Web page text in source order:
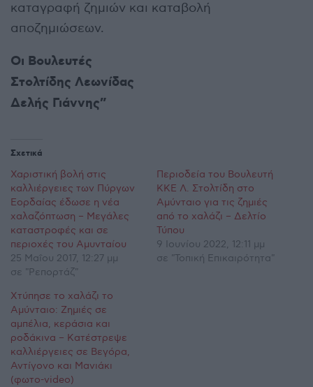
καταγραφή ζημιών και καταβολή
αποζημιώσεων.
Οι Βουλευτές
Στολτίδης Λεωνίδας
Δελής Γιάννης”
Σχετικά
Χαριστική βολή στις
καλλιέργειες των Πύργων
Εορδαίας έδωσε η νέα
χαλαζόπτωση – Μεγάλες
καταστροφές και σε
περιοχές του Αμυνταίου
25 Μαΐου 2017, 12:27 μμ
σε "Ρεπορτάζ"
Περιοδεία του Βουλευτή
ΚΚΕ Λ. Στολτίδη στο
Αμύνταιο για τις ζημιές
από το χαλάζι – Δελτίο
Τύπου
9 Ιουνίου 2022, 12:11 μμ
σε "Τοπική Επικαιρότητα"
Χτύπησε το χαλάζι το
Αμύνταιο: Ζημιές σε
αμπέλια, κεράσια και
ροδάκινα – Κατέστρεψε
καλλιέργειες σε Βεγόρα,
Αντίγονο και Μανιάκι
(φωτο-video)